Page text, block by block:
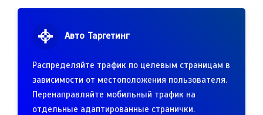
Авто Таргетинг
Распределяйте трафик по целевым страницам в
зависимости от местоположения пользователя.
Перенаправляйте мобильный трафик на
отдельные адаптированные странички.